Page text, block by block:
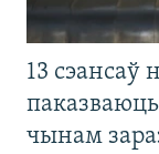
13 сэансаў
чынам